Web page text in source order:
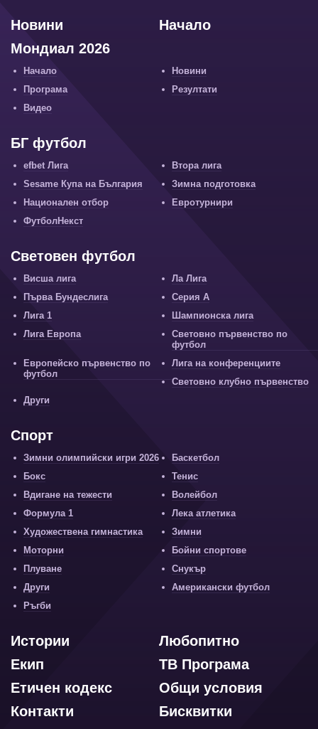
Начало
Новини
Мондиал 2026
Начало
Новини
Програма
Резултати
Видео
БГ футбол
efbet Лига
Втора лига
Sesame Купа на България
Зимна подготовка
Национален отбор
Евротурнири
ФутболНекст
Световен футбол
Висша лига
Ла Лига
Първа Бундеслига
Серия А
Лига 1
Шампионска лига
Лига Европа
Световно първенство по
футбол
Европейско първенство по
футбол
Лига на конференциите
Световно клубно първенство
Други
Спорт
Зимни олимпийски игри 2026
Баскетбол
Бокс
Тенис
Вдигане на тежести
Волейбол
Формула 1
Лека атлетика
Художествена гимнастика
Зимни
Моторни
Бойни спортове
Плуване
Снукър
Други
Американски футбол
Ръгби
Любопитно
Истории
ТВ Програма
Екип
Общи условия
Етичен кодекс
Бисквитки
Контакти